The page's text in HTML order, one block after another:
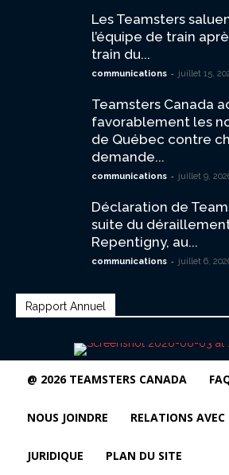
Les Teamsters
l’équipe de train
train du...
communications - juillet 15,
Teamsters Canada
favorablement les
de Québec contre
demande...
communications - juillet 9,
Déclaration de
suite du
Repentigny, au...
communications - juillet 6,
Rapport Annuel
@ 2026 TEAMSTERS CANADA
NOUS JOINDRE RELATIONS AVEC
JURIDIQUE PLAN DU SITE